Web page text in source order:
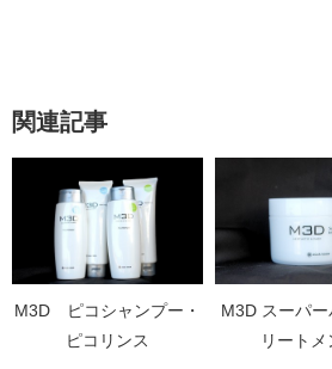
関連記事
M3D ピコシャンプー・
ピコリンス
M3D スーパー
リートメ